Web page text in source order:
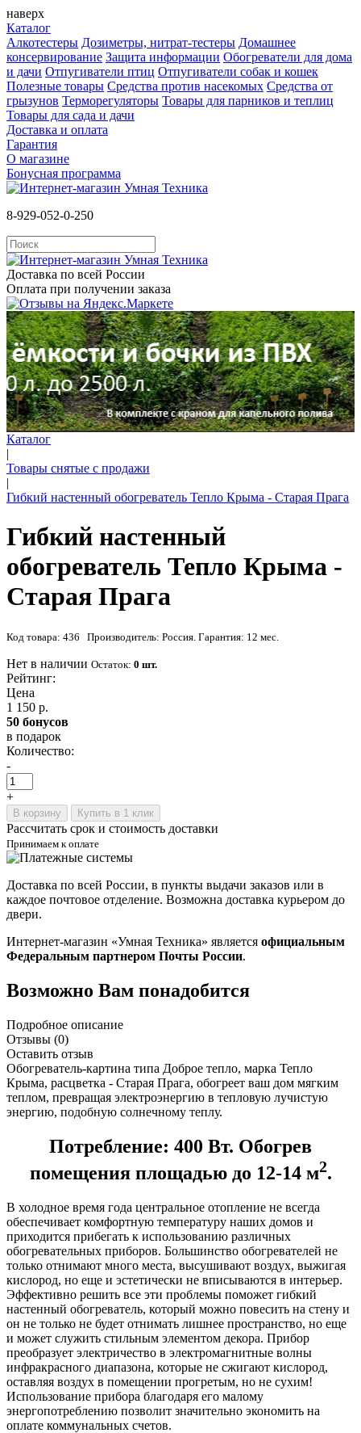
наверх
Каталог
Алкотестеры Дозиметры, нитрат-тестеры Домашнее
консервирование Защита информации Обогреватели для дома
и дачи Отпугиватели птиц Отпугиватели собак и кошек
Полезные товары Средства против насекомых Cредства от
грызунов Терморегуляторы Товары для парников и теплиц
Товары для сада и дачи
Доставка и оплата
Гарантия
О магазине
Бонусная программа
8-929-052-0-250
Доставка по всей России
Оплата при получении заказа
Каталог
|
Товары снятые с продажи
|
Гибкий настенный обогреватель Тепло Крыма - Старая Прага
Гибкий настенный
обогреватель Тепло Крыма -
Старая Прага
Код товара: 436 Производитель: Россия. Гарантия: 12 мес.
Нет в наличии Остаток: 0 шт.
Рейтинг:
Цена
1 150 р.
50 бонусов
в подарок
Количество:
-
+
В корзину Купить в 1 клик
Рассчитать срок и стоимость доставки
Принимаем к оплате
Доставка по всей России, в пункты выдачи заказов или в
каждое почтовое отделение. Возможна доставка курьером до
двери.
Интернет-магазин «Умная Техника» является официальным
Федеральным партнером Почты России.
Возможно Вам понадобится
Подробное описание
Отзывы (0)
Оставить отзыв
Обогреватель-картина типа Доброе тепло, марка Тепло
Крыма, расцветка - Старая Прага, обогреет ваш дом мягким
теплом, превращая электроэнергию в тепловую лучистую
энергию, подобную солнечному теплу.
Потребление: 400 Вт. Обогрев
помещения площадью до 12-14 м2.
В холодное время года центральное отопление не всегда
обеспечивает комфортную температуру наших домов и
приходится прибегать к использованию различных
обогревательных приборов. Большинство обогревателей не
только отнимают много места, высушивают воздух, выжигая
кислород, но еще и эстетически не вписываются в интерьер.
Эффективно решить все эти проблемы поможет гибкий
настенный обогреватель, который можно повесить на стену и
он не только не будет отнимать лишнее пространство, но еще
и может служить стильным элементом декора. Прибор
преобразует электричество в электромагнитные волны
инфракрасного диапазона, которые не сжигают кислород,
оставляя воздух в помещении прогретым, но не сухим!
Использование прибора благодаря его малому
энергопотреблению позволит значительно экономить на
оплате коммунальных счетов.